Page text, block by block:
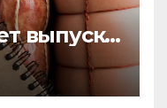
выпуск